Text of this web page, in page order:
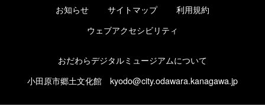
お知らせ サイトマップ
利用規約
ウェブアクセシビリティ
おだわらデジタルミュージアムについて
小田原市郷土文化館 kyodo@city.odawara.kanagawa.jp